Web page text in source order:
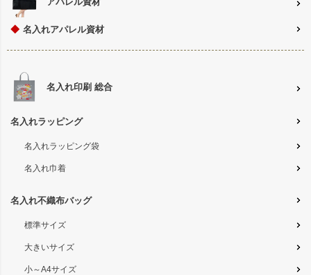
◆ 名入れアパレル資材
名入れ印刷 総合
名入れラッピング
名入れラッピング袋
名入れ巾着
名入れ不織布バッグ
標準サイズ
大きいサイズ
小～A4サイズ